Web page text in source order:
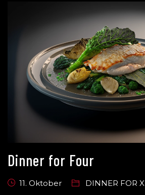
Dinner for Four
11. Oktober DINNER FOR X